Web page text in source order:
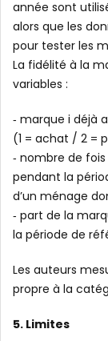
année sont
alors que les
pour tester les
La fidélité à la
variables :
‐ marque i déjà
(1 = achat / 2 =
‐ nombre de
pendant la
d’un ménage
‐ part de la
la période de
Les auteurs
propre à la
5. Limites